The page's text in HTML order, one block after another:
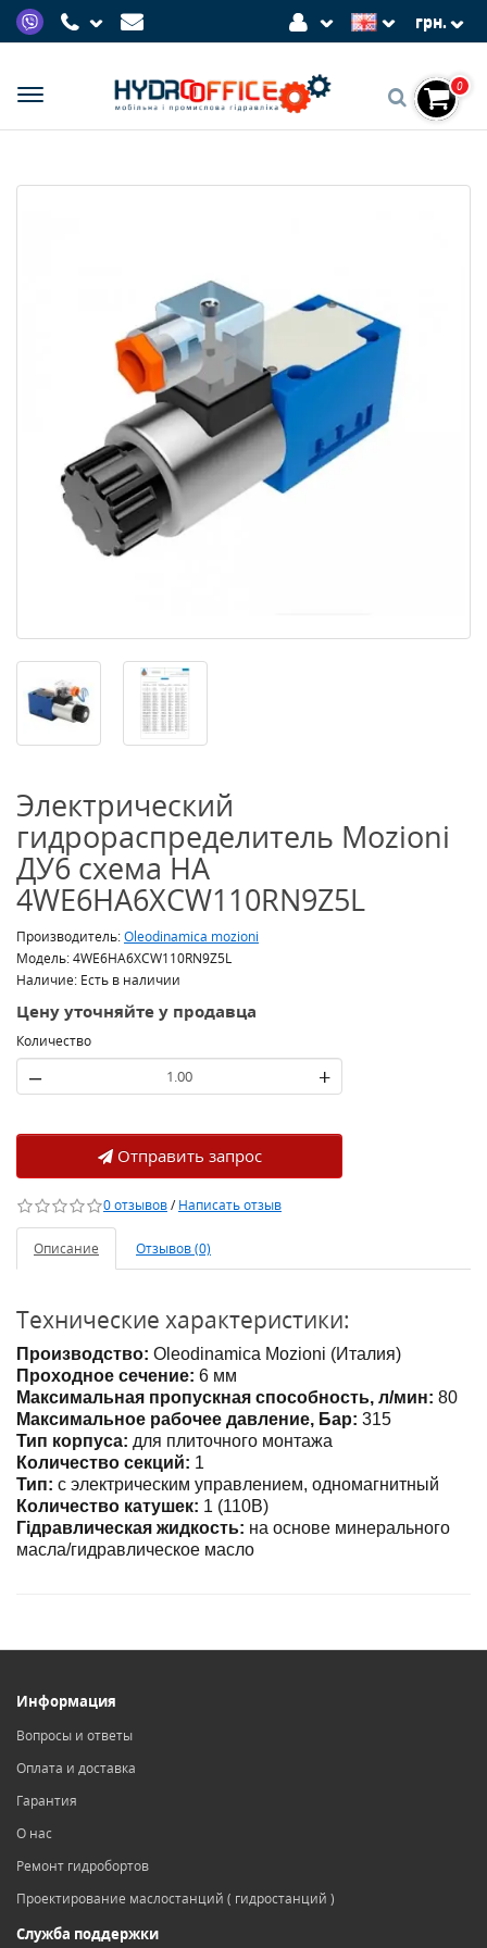
грн.
0
Электрический
гидрораспределитель Mozioni
ДУ6 схема HА
4WE6HA6XCW110RN9Z5L
Производитель:Oleodinamica mozioni
Модель: 4WE6HA6XCW110RN9Z5L
Наличие: Есть в наличии
Цену уточняйте у продавца
Количество
– +
Отправить запрос
0 отзывов/Написать отзыв
Описание Отзывов (0)
Технические характеристики:
Производство: Oleodinamica Mozioni (Италия)
Проходное сечение: 6 мм
Максимальная пропускная способность, л/мин: 80
Максимальное рабочее давление, Бар: 315
Тип корпуса: для плиточного монтажа
Количество секций: 1
Тип: с электрическим управлением, одномагнитный
Количество катушек: 1 (110В)
Гідравлическая жидкость: на основе минерального
масла/гидравлическое масло
Информация
Вопросы и ответы
Оплата и доставка
Гарантия
О нас
Ремонт гидробортов
Проектирование маслостанций ( гидростанций )
Служба поддержки